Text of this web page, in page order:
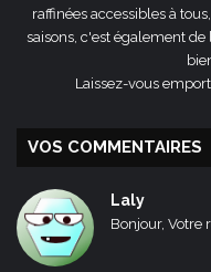
raffinées accessibles à
saisons, c'est également
Laissez-vous
VOS COMMENTAIRES
Laly
Bonjour, Votre